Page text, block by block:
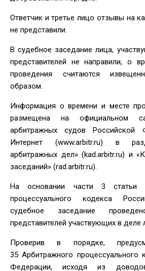
Ответчик и третье лицо отзывы на
не представили.
В судебное заседание лица,
представителей не направили, о
проведения считаются
образом.
Информация о времени и месте
размещена на официальном
арбитражных судов Российской
Интернет (www.arbitr.ru) в
арбитражных дел» (kad.arbitr.ru) и
заседаний» (rad.arbitr.ru).
На основании части 3 статьи
процессуального кодекса
судебное заседание
представителей участвующих в деле
Проверив в порядке,
35 Арбитражного процессуального
Федерации, исходя из